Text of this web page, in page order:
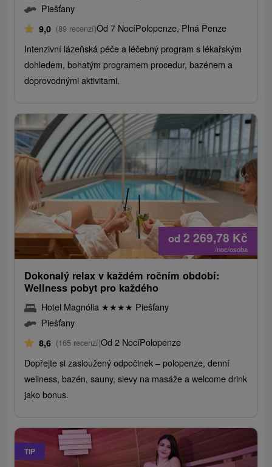
Piešťany
9,0 (89 recenzí)Od 7 NocíPolopenze, Plná Penze
Intenzivní lázeňská péče a léčebný program s lékařským
dohledem, bohatým programem procedur, bazénem a
doprovodnými aktivitami.
od 2 269,78 Kč
/noc/osoba
Dokonalý relax v každém ročním období:
Wellness pobyt pro každého
Hotel Magnólia ★★★★ Piešťany
Piešťany
8,6 (165 recenzí)Od 2 NocíPolopenze
Dopřejte si zasloužený odpočinek – polopenze, denní
wellness, bazén, sauny, slevy na masáže a welcome drink
jako bonus.
TIP